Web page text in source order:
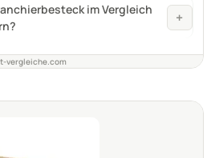
im Vergleich
+
vergleiche.com